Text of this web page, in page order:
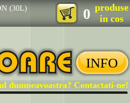
(30L) 0 produse
in cos
INFO
Contactati-ne!